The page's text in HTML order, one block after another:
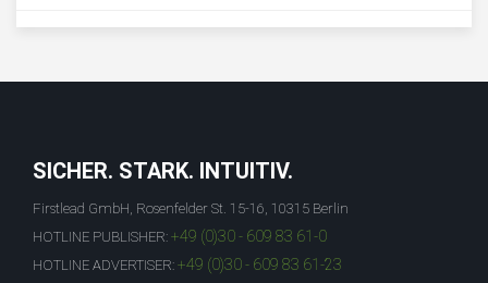
SICHER. STARK. INTUITIV.
Firstlead GmbH, Rosenfelder St. 15-16, 10315 Berlin
HOTLINE PUBLISHER: +49 (0)30 - 609 83 61-0
HOTLINE ADVERTISER: +49 (0)30 - 609 83 61-23